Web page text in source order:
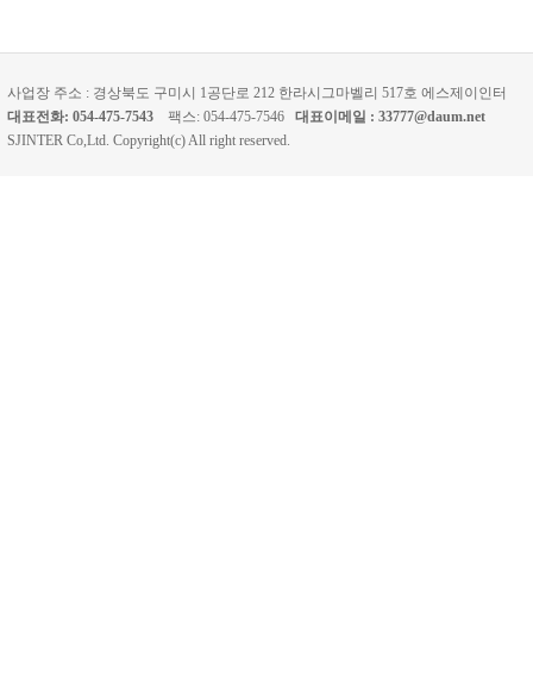
사업장 주소 : 경상북도 구미시 1공단로 212 한라시그마벨리 517호 에스제이인터
대표전화: 054-475-7543 팩스: 054-475-7546 대표이메일 : 33777@daum.net
SJINTER Co,Ltd. Copyright(c) All right reserved.